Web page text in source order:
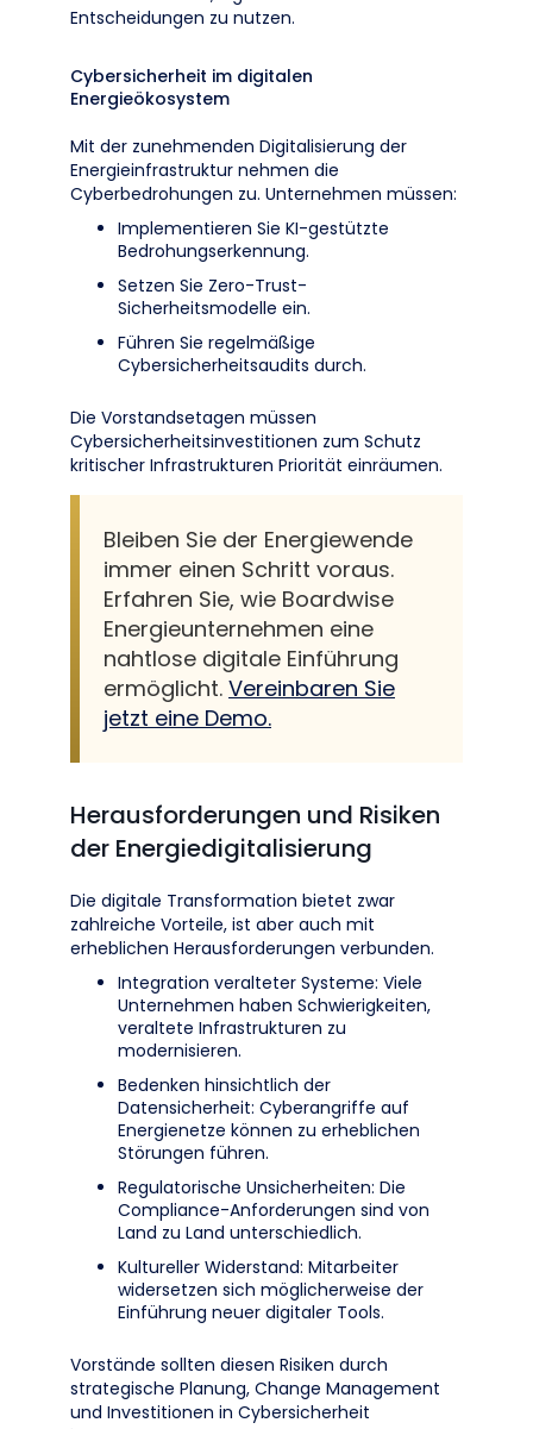
Entscheidungen zu nutzen.
Cybersicherheit im digitalen
Energieökosystem
Mit der zunehmenden Digitalisierung der
Energieinfrastruktur nehmen die
Cyberbedrohungen zu. Unternehmen müssen:
Implementieren Sie KI-gestützte
Bedrohungserkennung.
Setzen Sie Zero-Trust-
Sicherheitsmodelle ein.
Führen Sie regelmäßige
Cybersicherheitsaudits durch.
Die Vorstandsetagen müssen
Cybersicherheitsinvestitionen zum Schutz
kritischer Infrastrukturen Priorität einräumen.
Bleiben Sie der Energiewende
immer einen Schritt voraus.
Erfahren Sie, wie Boardwise
Energieunternehmen eine
nahtlose digitale Einführung
ermöglicht. Vereinbaren Sie
jetzt eine Demo.
Herausforderungen und Risiken
der Energiedigitalisierung
Die digitale Transformation bietet zwar
zahlreiche Vorteile, ist aber auch mit
erheblichen Herausforderungen verbunden.
Integration veralteter Systeme: Viele
Unternehmen haben Schwierigkeiten,
veraltete Infrastrukturen zu
modernisieren.
Bedenken hinsichtlich der
Datensicherheit: Cyberangriffe auf
Energienetze können zu erheblichen
Störungen führen.
Regulatorische Unsicherheiten: Die
Compliance-Anforderungen sind von
Land zu Land unterschiedlich.
Kultureller Widerstand: Mitarbeiter
widersetzen sich möglicherweise der
Einführung neuer digitaler Tools.
Vorstände sollten diesen Risiken durch
strategische Planung, Change Management
und Investitionen in Cybersicherheit